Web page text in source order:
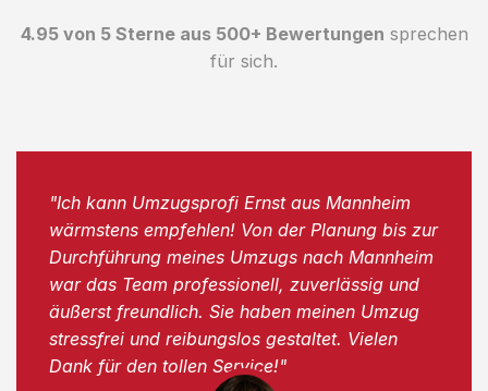
4.95 von 5 Sterne aus 500+ Bewertungen sprechen
für sich.
"Ich kann Umzugsprofi Ernst aus Mannheim
wärmstens empfehlen! Von der Planung bis zur
Durchführung meines Umzugs nach Mannheim
war das Team professionell, zuverlässig und
äußerst freundlich. Sie haben meinen Umzug
stressfrei und reibungslos gestaltet. Vielen
Dank für den tollen Service!"